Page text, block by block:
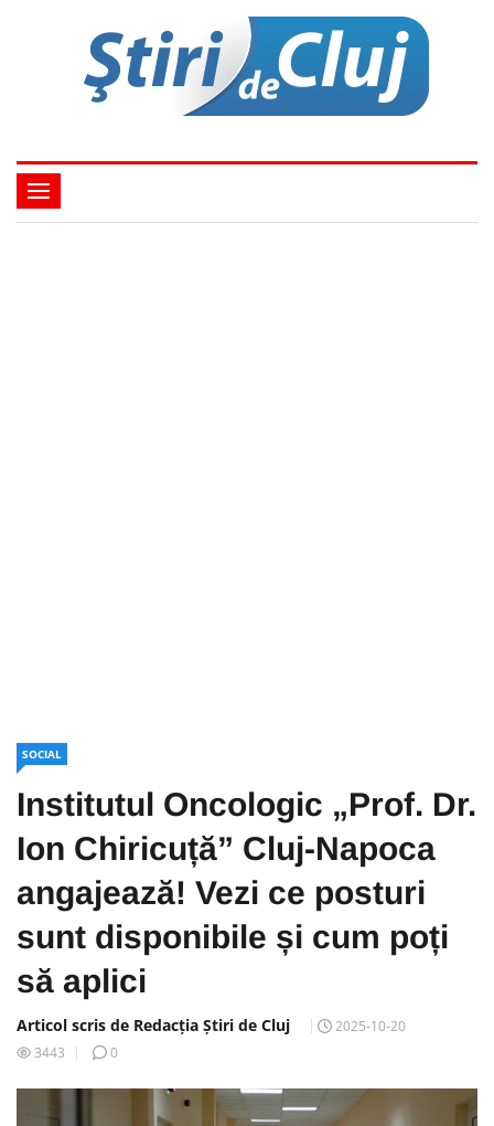
SOCIAL
Institutul Oncologic „Prof. Dr.
Ion Chiricuță” Cluj-Napoca
angajează! Vezi ce posturi
sunt disponibile și cum poți
să aplici
Articol scris de Redacția Știri de Cluj
2025-10-20
3443
0